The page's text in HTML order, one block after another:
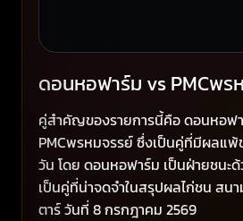
ดอนหอฟาร์ม vs PMCพร
คู่สำคัญของรายการนี้คือ ดอนหอฟ
PMCพรหมจรรย์ ซึ่งเป็นคู่ที่มีผลแพ้
วัน โดย ดอนหอฟาร์ม เป็นฝ่ายชนะ
เป็นคู่ที่น่าจดจำในสรุปผลไก่ชน สน
ตาร์ วันที่ 8 กรกฎาคม 2569